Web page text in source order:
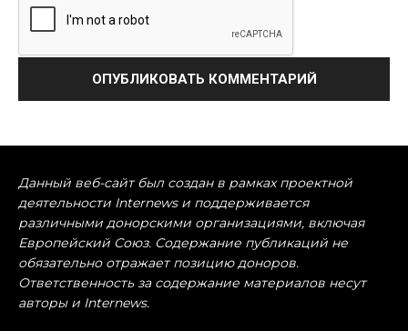
Данный веб-сайт был создан в рамках проектной
деятельности Internews и поддерживается
различными донорскими организациями, включая
Европейский Союз. Содержание публикаций не
обязательно отражает позицию доноров.
Ответственность за содержание материалов несут
авторы и Internews.